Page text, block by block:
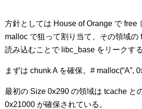
方針としては House of Orange で free
malloc で狙って割り当て、その領域の
読み込むことで libc_base をリークする
まずは chunk A を確保。# malloc(“A”,
最初の Size 0x290 の領域は tcache と
0x21000 が確保されている。